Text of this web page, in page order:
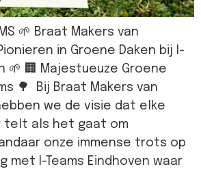
🌱 Braat Makers van
in Groene Daken bij I-
🌱 🏢 Majestueuze Groene
🌳 Bij Braat Makers van
we de visie dat elke
telt als het gaat om
onze immense trots op
met I-Teams Eindhoven waar